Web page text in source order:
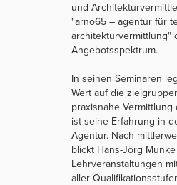
und
"arno65 – agentur für
architekturvermittlung"
Angebotsspektrum.
In seinen Seminaren
Wert auf die
praxisnahe
ist seine Erfahrung in
Agentur. Nach
blickt Hans-Jörg
Lehrveranstaltungen
aller